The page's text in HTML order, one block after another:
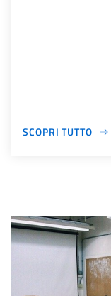
SCOPRI TUTTO